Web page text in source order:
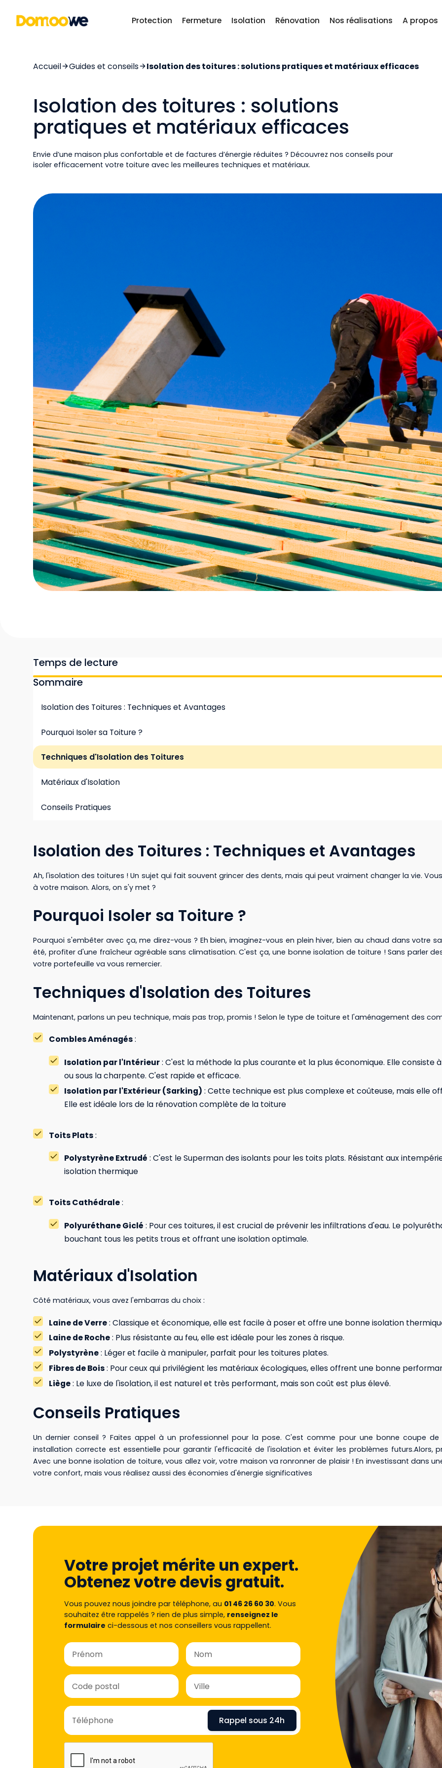
Protection Fermeture Isolation Rénovation Nos réalisations A propos
Accueil Guides et conseils Isolation des toitures : solutions pratiques et matériaux efficaces
Isolation des toitures : solutions
pratiques et matériaux efficaces
Envie d’une maison plus confortable et de factures d’énergie réduites ? Découvrez nos conseils pour
isoler efficacement votre toiture avec les meilleures techniques et matériaux.
Temps de lecture
Sommaire
Isolation des Toitures : Techniques et Avantages
Pourquoi Isoler sa Toiture ?
Techniques d'Isolation des Toitures
Matériaux d'Isolation
Conseils Pratiques
Isolation des Toitures : Techniques et Avantages
Ah, l'isolation des toitures ! Un sujet qui fait souvent grincer des dents, mais qui peut vraiment changer la vie.
à votre maison. Alors, on s'y met ?
Pourquoi Isoler sa Toiture ?
Pourquoi s'embêter avec ça, me direz-vous ? Eh bien, imaginez-vous en plein hiver, bien au chaud dans votre
été, profiter d'une fraîcheur agréable sans climatisation. C'est ça, une bonne isolation de toiture ! Sans parler
votre portefeuille va vous remercier.
Techniques d'Isolation des Toitures
Maintenant, parlons un peu technique, mais pas trop, promis ! Selon le type de toiture et l'aménagement des
Combles Aménagés:
Isolation par l'Intérieur: C'est la méthode la plus courante et la plus économique. Elle consiste
ou sous la charpente. C'est rapide et efficace.
Isolation par l'Extérieur (Sarking) : Cette technique est plus complexe et coûteuse, mais elle
Elle est idéale lors de la rénovation complète de la toiture
Toits Plats:
Polystyrène Extrudé : C'est le Superman des isolants pour les toits plats. Résistant aux
isolation thermique
Toits Cathédrale:
Polyuréthane Giclé : Pour ces toitures, il est crucial de prévenir les infiltrations d'eau. Le
bouchant tous les petits trous et offrant une isolation optimale.
Matériaux d'Isolation
Côté matériaux, vous avez l'embarras du choix :
Laine de Verre: Classique et économique, elle est facile à poser et offre une bonne isolation
Laine de Roche: Plus résistante au feu, elle est idéale pour les zones à risque.
Polystyrène: Léger et facile à manipuler, parfait pour les toitures plates.
Fibres de Bois: Pour ceux qui privilégient les matériaux écologiques, elles offrent une bonne
Liège: Le luxe de l'isolation, il est naturel et très performant, mais son coût est plus élevé.
Conseils Pratiques
Un dernier conseil ? Faites appel à un professionnel pour la pose. C'est comme pour une bonne coupe
installation correcte est essentielle pour garantir l'efficacité de l'isolation et éviter les problèmes
Avec une bonne isolation de toiture, vous allez voir, votre maison va ronronner de plaisir ! En investissant dans
votre confort, mais vous réalisez aussi des économies d'énergie significatives
Votre projet mérite un expert.
Obtenez votre devis gratuit.
Vous pouvez nous joindre par téléphone, au 01 46 26 60 30. Vous
souhaitez être rappelés ? rien de plus simple, renseignez le
formulaire ci-dessous et nos conseillers vous rappellent.